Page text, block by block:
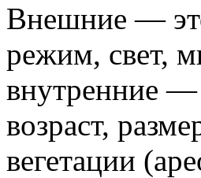
Внешние —
режим, свет,
внутренние —
возраст,
вегетации